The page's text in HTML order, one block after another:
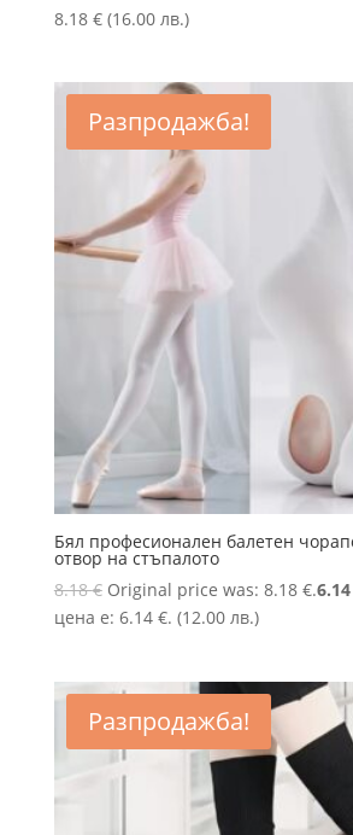
8.18 € (16.00 лв.)
Разпродажба!
Бял професионален балетен
отвор на стъпалото
8.18€ Original price was: 8.18 €.6.14
цена е: 6.14 €. (12.00 лв.)
Разпродажба!